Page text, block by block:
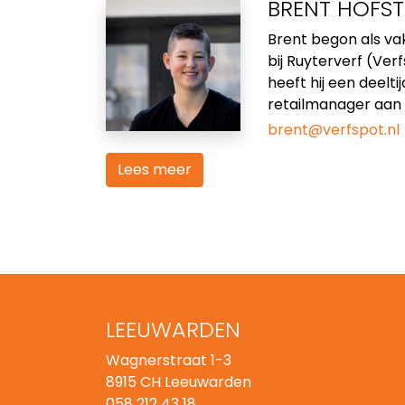
BRENT
Brent begon als
bij Ruyterverf
heeft hij een
retailmanager aan
brent@verfspot.nl
Lees meer
LEEUWARDEN
Wagnerstraat 1-3
8915 CH Leeuwarden
Prima zaak, goed